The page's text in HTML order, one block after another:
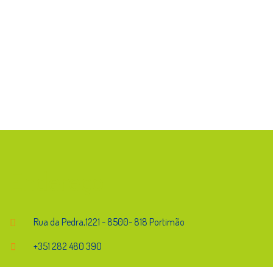
Rua da Pedra,1221 - 8500- 818 Portimão
+351 282 480 390